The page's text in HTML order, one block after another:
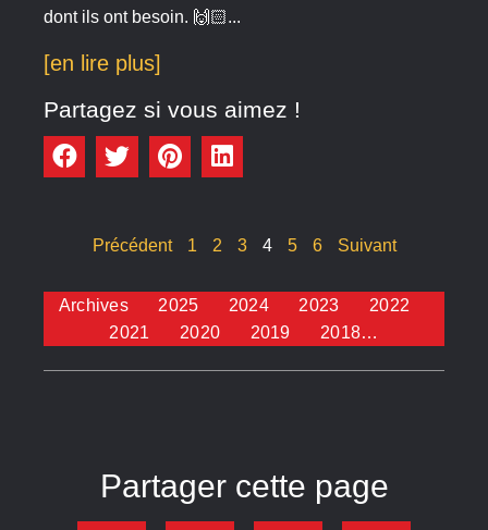
dont ils ont besoin. 🙌🏻...
[en lire plus]
Partagez si vous aimez !
Précédent 1 2 3 4 5 6 Suivant
Archives 2025 2024 2023
2022
2021
2020 2019 2018…
Partager cette page